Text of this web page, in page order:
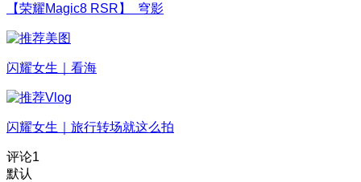
【荣耀Magic8 RSR】 穹影
闪耀女生｜看海
闪耀女生｜旅行转场就这么拍
评论1
默认